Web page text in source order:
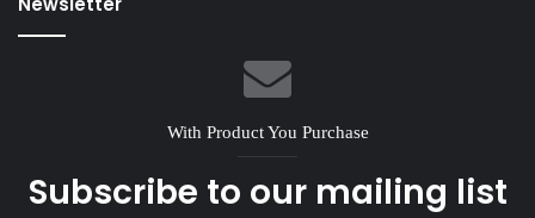
With Product You Purchase
Subscribe to our mailing list